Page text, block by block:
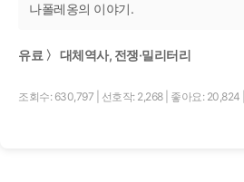
나폴레옹의 이야기.
유료 〉 대체역사, 전쟁·밀리터리
조회수: 630,797 선호작: 2,268 좋아요: 20,824